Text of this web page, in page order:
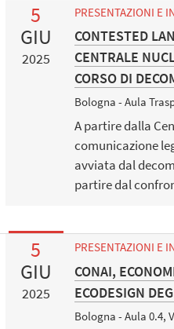
5
GIU
2025
PRESENTAZIONI E
CONTESTED
CENTRALE
CORSO DI
Bologna - Aula
A partire dalla
comunicazione
avviata dal
partire dal
5
GIU
2025
PRESENTAZIONI E
CONAI,
ECODESIGN
Bologna - Aula 0.4,